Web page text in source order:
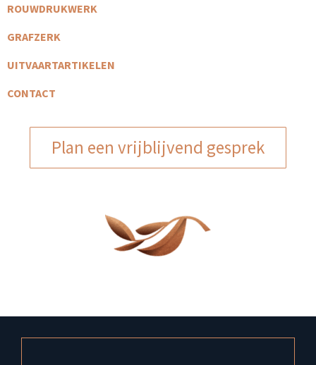
ROUWDRUKWERK
GRAFZERK
UITVAARTARTIKELEN
CONTACT
Plan een vrijblijvend gesprek